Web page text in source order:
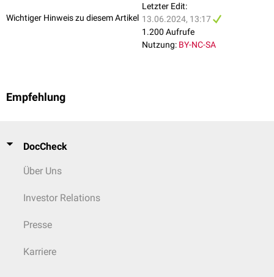
Wichtiger Hinweis zu diesem Artikel
Letzter Edit:
13.06.2024, 13:17
1.200 Aufrufe
Nutzung: BY-NC-SA
Empfehlung
DocCheck
Über Uns
Investor Relations
Presse
Karriere